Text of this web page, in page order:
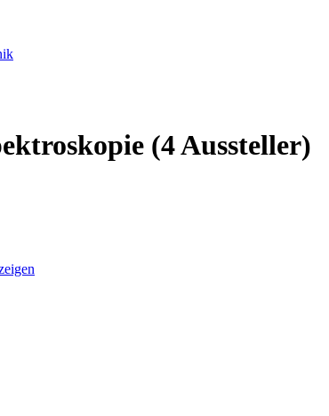
(4 Aussteller)